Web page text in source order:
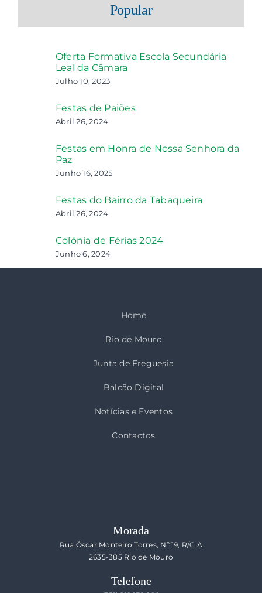
Popular
Oferta Formativa Escola Secundária
Leal da Câmara
Julho 10, 2023
Festas de Paiões
Abril 26, 2024
Festas em Honra de Nossa Senhora da
Paz
Junho 16, 2025
Festas do Bairro da Tabaqueira
Abril 26, 2024
Colónia de Férias 2024
Junho 6, 2024
Home
Rio de Mouro
Junta de Freguesia
Balcão Digital
Notícias e Eventos
Contactos
Morada
Rua Óscar Monteiro Torres, Nº 19, R/C A
2635-385 Rio de Mouro
Telefone